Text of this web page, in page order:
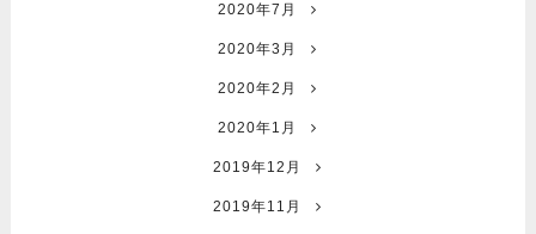
2020年7月
2020年3月
2020年2月
2020年1月
2019年12月
2019年11月